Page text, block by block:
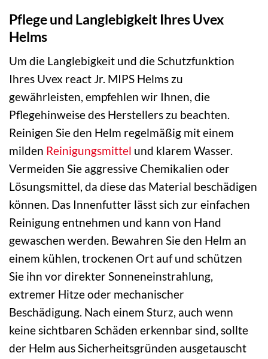
Pflege und Langlebigkeit Ihres Uvex
Helms
Um die Langlebigkeit und die Schutzfunktion
Ihres Uvex react Jr. MIPS Helms zu
gewährleisten, empfehlen wir Ihnen, die
Pflegehinweise des Herstellers zu beachten.
Reinigen Sie den Helm regelmäßig mit einem
milden Reinigungsmittel und klarem Wasser.
Vermeiden Sie aggressive Chemikalien oder
Lösungsmittel, da diese das Material beschädigen
können. Das Innenfutter lässt sich zur einfachen
Reinigung entnehmen und kann von Hand
gewaschen werden. Bewahren Sie den Helm an
einem kühlen, trockenen Ort auf und schützen
Sie ihn vor direkter Sonneneinstrahlung,
extremer Hitze oder mechanischer
Beschädigung. Nach einem Sturz, auch wenn
keine sichtbaren Schäden erkennbar sind, sollte
der Helm aus Sicherheitsgründen ausgetauscht